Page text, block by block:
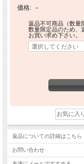
価格: －
返品不可商品（数量
数量限定品のため、
お買い求め下さい。
返品についての詳細はこちら
お問い合わせ